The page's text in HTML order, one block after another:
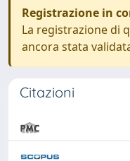
Registrazione in
La registrazione di
ancora stata
Citazioni